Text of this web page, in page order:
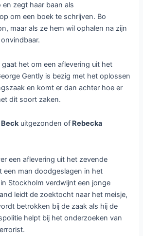
zegt haar baan als
om een boek te schrijven. Bo
maar als ze hem wil ophalen na zijn
het om een aflevering uit het
Gently is bezig met het oplossen
en komt er dan achter hoe er
dit soort zaken.
Beckuitgezonden of Rebecka
een aflevering uit het zevende
een man doodgeslagen in het
Stockholm verdwijnt een jonge
leidt de zoektocht naar het meisje,
betrokken bij de zaak als hij de
helpt bij het onderzoeken van